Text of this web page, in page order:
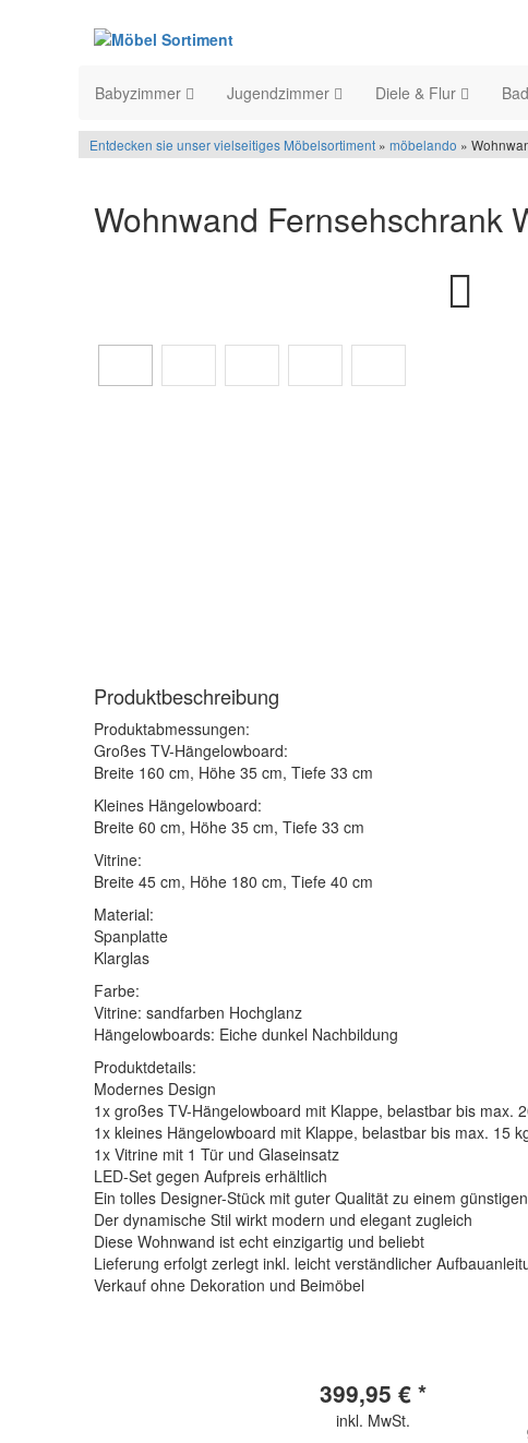
Babyzimmer Jugendzimmer Diele & Flur
Entdecken sie unser vielseitiges Möbelsortiment » möbelando »
Wohnwand Fernsehschrank
Produktbeschreibung
Produktabmessungen:
Großes TV-Hängelowboard:
Breite 160 cm, Höhe 35 cm, Tiefe 33 cm
Kleines Hängelowboard:
Breite 60 cm, Höhe 35 cm, Tiefe 33 cm
Vitrine:
Breite 45 cm, Höhe 180 cm, Tiefe 40 cm
Material:
Spanplatte
Klarglas
Farbe:
Vitrine: sandfarben Hochglanz
Hängelowboards: Eiche dunkel Nachbildung
Produktdetails:
Modernes Design
1x großes TV-Hängelowboard mit Klappe, belastbar bis max.
1x kleines Hängelowboard mit Klappe, belastbar bis max. 15
1x Vitrine mit 1 Tür und Glaseinsatz
LED-Set gegen Aufpreis erhältlich
Ein tolles Designer-Stück mit guter Qualität zu einem
Der dynamische Stil wirkt modern und elegant zugleich
Diese Wohnwand ist echt einzigartig und beliebt
Lieferung erfolgt zerlegt inkl. leicht verständlicher
Verkauf ohne Dekoration und Beimöbel
399,95 € *
inkl. MwSt.